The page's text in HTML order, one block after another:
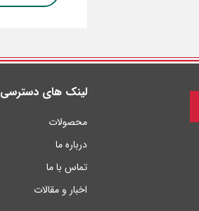
لینک های دسترسی
محصولات
درباره ما
تماس با ما
اخبار و مقالات